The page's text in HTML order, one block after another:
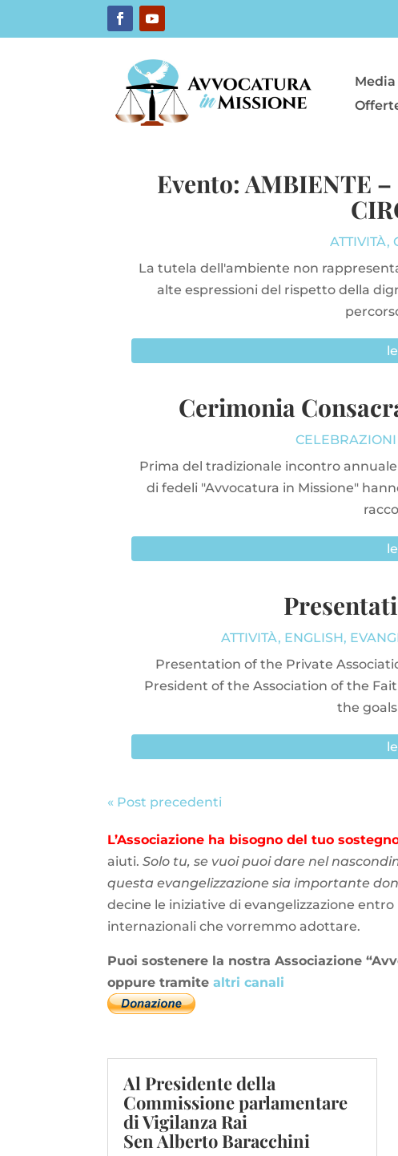
Media
Evento: AMBIENTE
ATTIVITÀ,
La tutela dell'ambiente non
alte espressioni del rispetto della
Cerimonia
Prima del tradizionale incontro
di fedeli "Avvocatura in Missione"
ATTIVITÀ, ENGLISH,
Presentation of the Private
President of the Association of the
the
« Post precedenti
L’Associazione ha bisogno del tuo
aiuti.Solo tu, se vuoi puoi dare nel
questa evangelizzazione sia importante
decine le iniziative di evangelizzazione
internazionali che vorremmo adottare.
Puoi sostenere la nostra Associazione
oppure tramitealtri canali
Al Presidente della
Commissione parlamentare
di Vigilanza Rai
Sen Alberto Baracchini